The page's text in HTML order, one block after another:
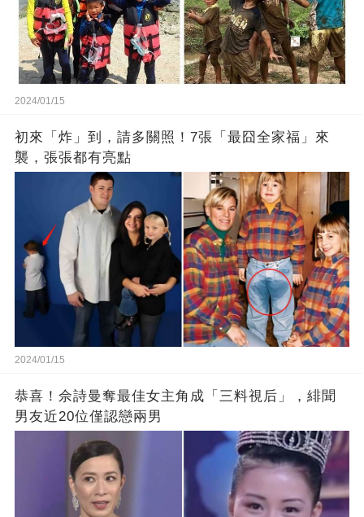
2024/01/15
初來「炸」到，請多關照！7張「最囧全家福」來
襲，張張都有亮點
2024/01/15
恭喜！佘詩曼奪最佳女主角成「三料視后」，緋聞
男友近20位僅認戀兩男